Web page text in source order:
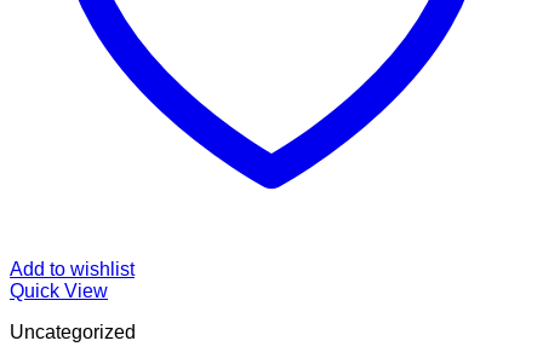
Add to wishlist
Quick View
Uncategorized